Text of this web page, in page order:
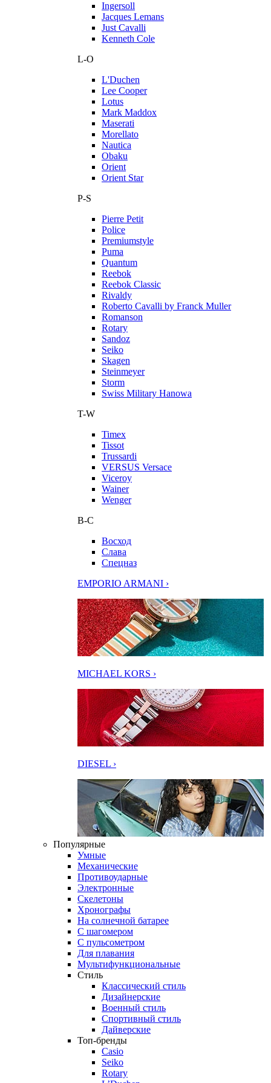
Ingersoll
Jacques Lemans
Just Cavalli
Kenneth Cole
L-O
L'Duchen
Lee Cooper
Lotus
Mark Maddox
Maserati
Morellato
Nautica
Obaku
Orient
Orient Star
P-S
Pierre Petit
Police
Premiumstyle
Puma
Quantum
Reebok
Reebok Classic
Rivaldy
Roberto Cavalli by Franck Muller
Romanson
Rotary
Sandoz
Seiko
Skagen
Steinmeyer
Storm
Swiss Military Hanowa
T-W
Timex
Tissot
Trussardi
VERSUS Versace
Viceroy
Wainer
Wenger
В-С
Восход
Слава
Спецназ
EMPORIO ARMANI ›
MICHAEL KORS ›
DIESEL ›
Популярные
Умные
Механические
Противоударные
Электронные
Скелетоны
Хронографы
На солнечной батарее
С шагомером
С пульсометром
Для плавания
Мультифункциональные
Стиль
Классический стиль
Дизайнерские
Военный стиль
Спортивный стиль
Дайверские
Топ-бренды
Casio
Seiko
Rotary